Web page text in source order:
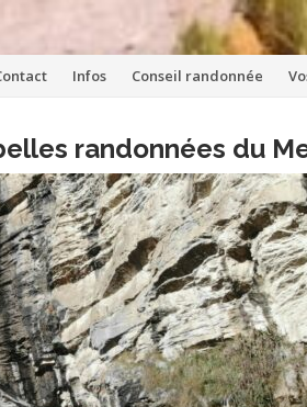
Infos Conseil randonnée
randonnées du